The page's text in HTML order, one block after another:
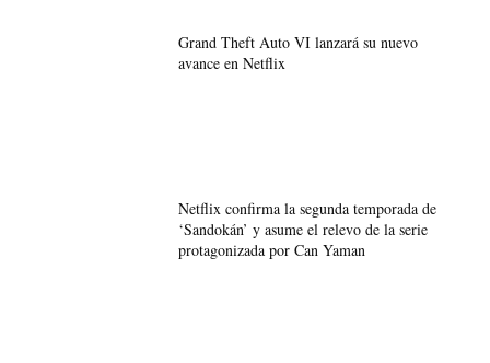
Grand Theft Auto VI lanzará su nuevo
avance en Netflix
Netflix confirma la segunda temporada de
‘Sandokán’ y asume el relevo de la serie
protagonizada por Can Yaman